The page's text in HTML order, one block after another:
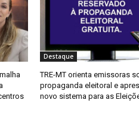
Destaque
TRE-MT orienta emissoras
propaganda eleitoral e
novo sistema para as